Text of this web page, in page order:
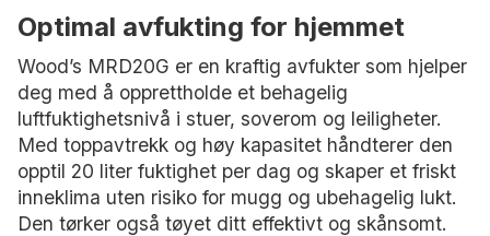
Optimal avfukting for hjemmet
Wood’s MRD20G er en kraftig avfukter som hjelper
deg med å opprettholde et behagelig
luftfuktighetsnivå i stuer, soverom og leiligheter.
Med toppavtrekk og høy kapasitet håndterer den
opptil 20 liter fuktighet per dag og skaper et friskt
inneklima uten risiko for mugg og ubehagelig lukt.
Den tørker også tøyet ditt effektivt og skånsomt.